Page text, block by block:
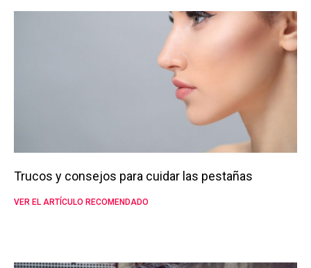
Trucos y consejos para cuidar las pestañas
VER EL ARTÍCULO RECOMENDADO